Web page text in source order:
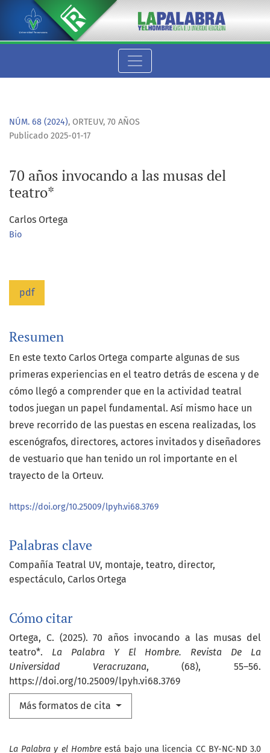
70 años invocando a las musas del teatro*
NÚM. 68 (2024), ORTEUV, 70 AÑOS
70 años invocando a las musas del
teatro*
Publicado 2025-01-17
Carlos Ortega
Bio
pdf
Palabras clave
Compañía Teatral UV montaje teatro director
espectáculo Carlos Ortega
Cómo citar
Ortega, C. (2025). 70 años invocando a las musas del
teatro*. La Palabra Y El Hombre. Revista De La
Universidad Veracruzana, (68), 55–56.
https://doi.org/10.25009/lpyh.vi68.3769
Más formatos de cita
Resumen
En este texto Carlos Ortega comparte algunas de sus
primeras experiencias en el teatro detrás de escena y de
cómo llegó a comprender que en la actividad teatral
todos juegan un papel fundamental. Así mismo hace un
breve recorrido de las puestas en escena realizadas, los
escenógrafos, directores, actores invitados y diseñadores
de vestuario que han tenido un rol importante en el
trayecto de la Orteuv.
https://doi.org/10.25009/lpyh.vi68.3769
La Palabra y el Hombreestá bajo una licencia CC BY-NC-ND 3.0